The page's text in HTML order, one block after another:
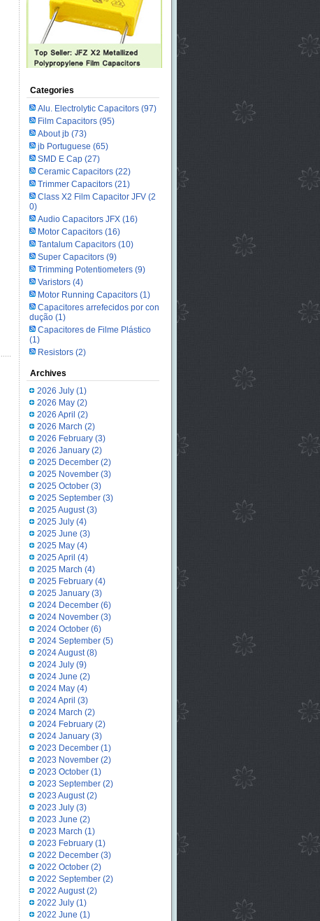
Categories
Alu. Electrolytic Capacitors(97)
Film Capacitors(95)
About jb(73)
jb Portuguese (65)
SMD E Cap(27)
Ceramic Capacitors(22)
Trimmer Capacitors(21)
Class X2 Film Capacitor JFV(2
0)
Audio Capacitors JFX(16)
Motor Capacitors (16)
Tantalum Capacitors(10)
Super Capacitors(9)
Trimming Potentiometers(9)
Varistors(4)
Motor Running Capacitors(1)
Capacitores arrefecidos por con
dução(1)
Capacitores de Filme Plástico
(1)
Resistors(2)
Archives
2026 July(1)
2026 May(2)
2026 April (2)
2026 March (2)
2026 February(3)
2026 January(2)
2025 December(2)
2025 November(3)
2025 October(3)
2025 September(3)
2025 August(3)
2025 July(4)
2025 June (3)
2025 May(4)
2025 April (4)
2025 March (4)
2025 February(4)
2025 January(3)
2024 December(6)
2024 November(3)
2024 October(6)
2024 September(5)
2024 August(8)
2024 July(9)
2024 June (2)
2024 May(4)
2024 April (3)
2024 March (2)
2024 February(2)
2024 January(3)
2023 December(1)
2023 November(2)
2023 October(1)
2023 September(2)
2023 August(2)
2023 July(3)
2023 June (2)
2023 March (1)
2023 February(1)
2022 December(3)
2022 October(2)
2022 September(2)
2022 August(2)
2022 July(1)
2022 June (1)